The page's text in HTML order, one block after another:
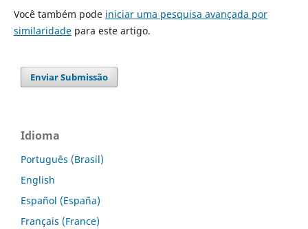
Você também pode iniciar uma pesquisa avançada por
similaridadepara este artigo.
Enviar Submissão
Idioma
Português (Brasil)
English
Español (España)
Français (France)